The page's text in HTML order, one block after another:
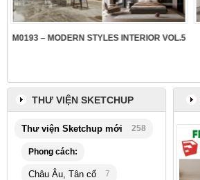
M0193 – MODERN STYLES INTERIOR VOL.5
THƯ VIỆN SKETCHUP
Thư viện Sketchup mới 258
Phong cách:
Châu Âu, Tân cổ 7